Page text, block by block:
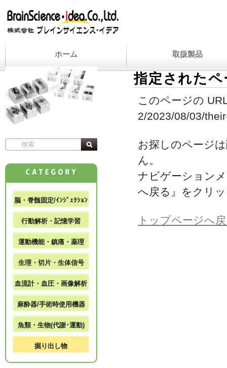
ホーム 取扱製品
指定された
このページの
2/2023/08/03/
お探しのページ
ん。
ナビゲーション
へ戻る』をクリ
トップページへ
脳・脊髄固定/ｲﾝｼﾞｪｸｼｮﾝ
行動解析・記憶学習
運動機能・鎮痛・薬理
生理・切片・生体信号
血流計・血圧・画像解析
麻酔器/手術時使用機器
魚類・生物(代謝･運動)
掘り出し物